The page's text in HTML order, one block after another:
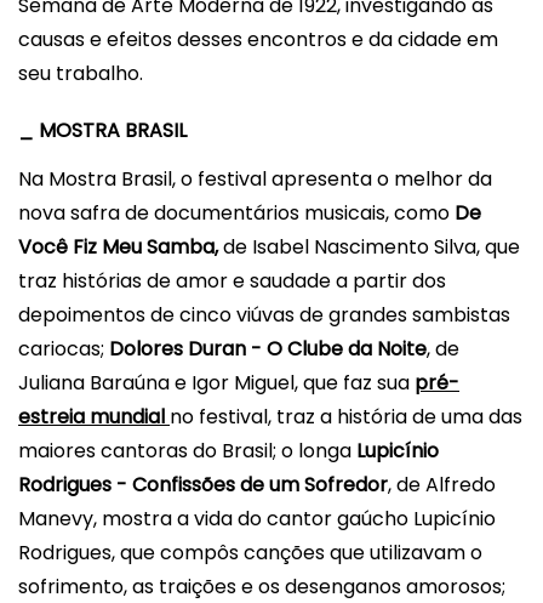
Semana de Arte Moderna de 1922, investigando as
causas e efeitos desses encontros e da cidade em
seu trabalho.
_ MOSTRA BRASIL
Na Mostra Brasil, o festival apresenta o melhor da
nova safra de documentários musicais, como De
Você Fiz Meu Samba,de Isabel Nascimento Silva, que
traz histórias de amor e saudade a partir dos
depoimentos de cinco viúvas de grandes sambistas
cariocas; Dolores Duran - O Clube da Noite, de
Juliana Baraúna e Igor Miguel, que faz sua pré-
estreia mundial no festival, traz a história de uma das
maiores cantoras do Brasil; o longa Lupicínio
Rodrigues - Confissões de um Sofredor, deAlfredo
Manevy, mostra a vida do cantor gaúcho Lupicínio
Rodrigues, que compôs canções que utilizavam o
sofrimento, as traições e os desenganos amorosos;